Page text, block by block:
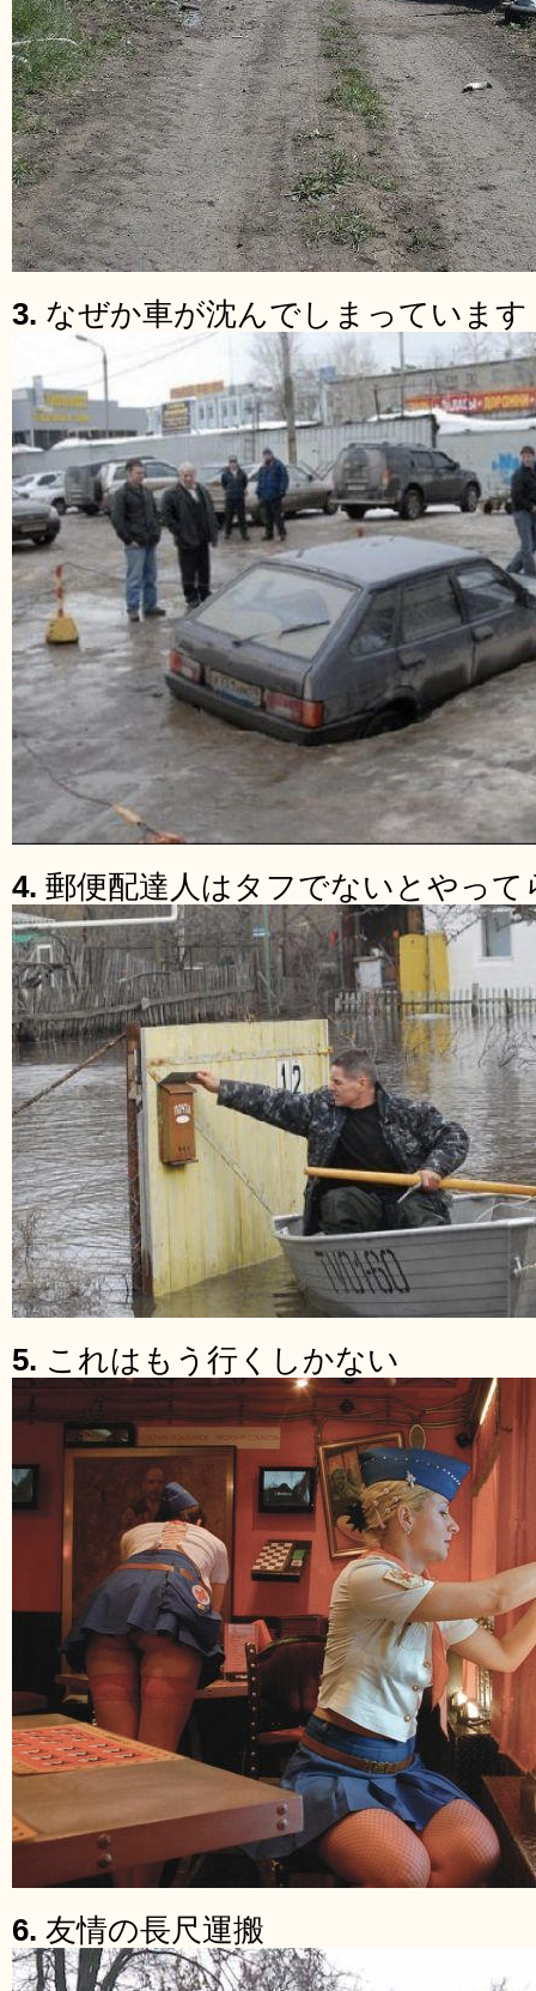
3. なぜか車が沈んでしまっています
4. 郵便配達人はタフでないとやって
5. これはもう行くしかない
6. 友情の長尺運搬